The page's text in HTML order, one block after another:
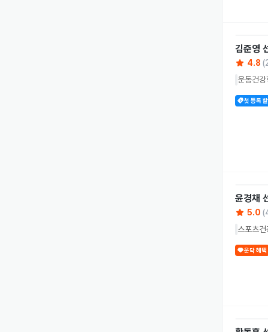
김준영
4.8 (
운동건
첫 등록
윤경채
5.0 (
스포츠
운닥 혜택